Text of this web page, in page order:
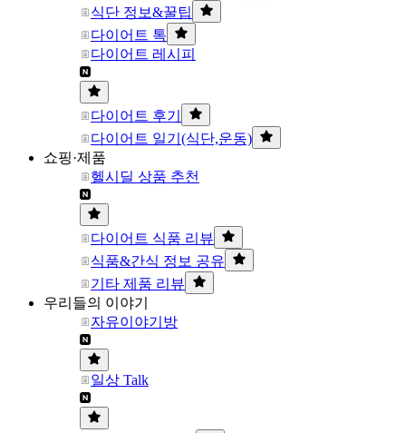
식단 정보&꿀팁
다이어트 톡
다이어트 레시피
다이어트 후기
다이어트 일기(식단,운동)
쇼핑·제품
헬시딜 상품 추천
다이어트 식품 리뷰
식품&간식 정보 공유
기타 제품 리뷰
우리들의 이야기
자유이야기방
일상 Talk